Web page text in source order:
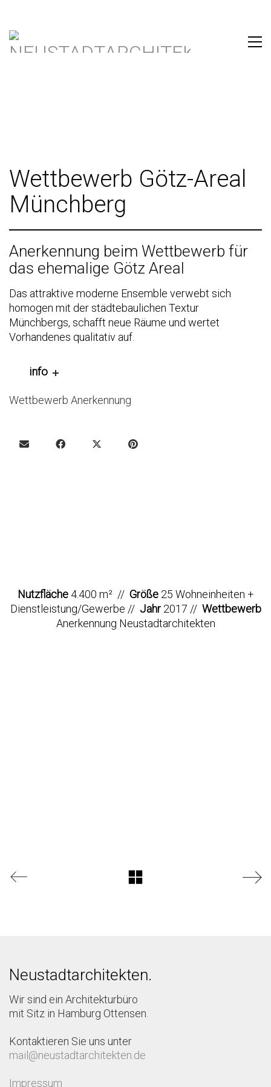
Wettbewerb Götz-Areal
Münchberg
Anerkennung beim Wettbewerb für
das ehemalige Götz Areal
Das attraktive moderne Ensemble verwebt sich
homogen mit der städtebaulichen Textur
Münchbergs, schafft neue Räume und wertet
Vorhandenes qualitativ auf.
info
Wettbewerb Anerkennung
Nutzfläche4.400 m² // Größe25 Wohneinheiten +
Dienstleistung/Gewerbe // Jahr2017 // Wettbewerb
Anerkennung Neustadtarchitekten
Neustadtarchitekten.
Wir sind ein Architekturbüro
mit Sitz in Hamburg Ottensen.
Kontaktieren Sie uns unter
mail@neustadtarchitekten.de
Impressum